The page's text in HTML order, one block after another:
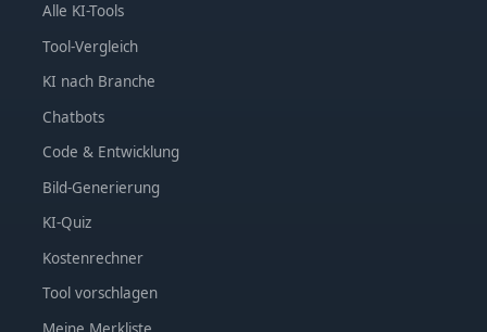
Alle KI-Tools
Tool-Vergleich
KI nach Branche
Chatbots
Code & Entwicklung
Bild-Generierung
KI-Quiz
Kostenrechner
Tool vorschlagen